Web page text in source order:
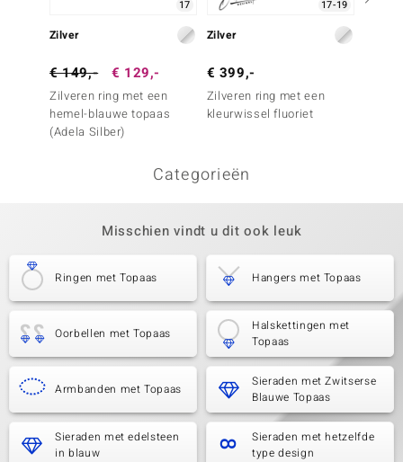
17
Zilver
€ 149,- € 129,-
Zilveren ring met een
hemel-blauwe topaas
(Adela Silber)
17-19
Zilver
€ 399,-
Zilveren ring met een
kleurwissel fluoriet
Categorieën
Misschien vindt u dit ook leuk
Ringen met Topaas Hangers met Topaas
Oorbellen met Topaas
Halskettingen met
Topaas
Armbanden met Topaas
Sieraden met Zwitserse
Blauwe Topaas
Sieraden met edelsteen
in blauw
Sieraden met hetzelfde
type design